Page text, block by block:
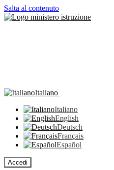
Salta al contenuto
Italiano
Italiano
English
Deutsch
Français
Español
Accedi